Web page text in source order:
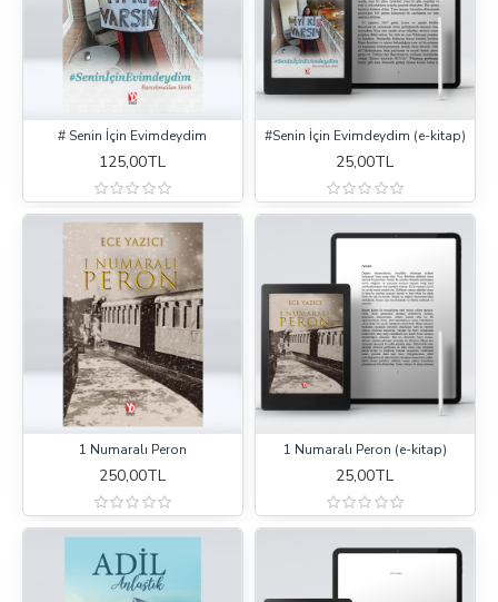
# Senin İçin Evimdeydim
125,00TL
#Senin İçin Evimdeydim (e-kitap)
25,00TL
1 Numaralı Peron
250,00TL
1 Numaralı Peron (e-kitap)
25,00TL